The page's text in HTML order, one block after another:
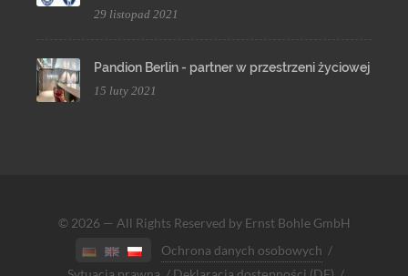
29 listopad 2021
Pandion Berlin - partner w przestrzeni życiowej
15 luty 2021
© 2026 — All Rights Reserved by Ernst Bohle GmbH
Ochrona danych osobowych /